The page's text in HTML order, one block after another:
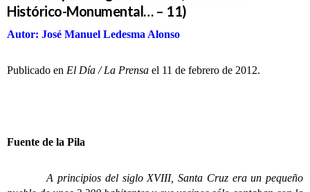
Histórico-Monumental… – 11)
Autor: José Manuel Ledesma Alonso
Publicado en El Día / La Prensa el 11 de febrero de 2012.
Fuente de la Pila
A principios del siglo XVIII, Santa Cruz era un pequeño